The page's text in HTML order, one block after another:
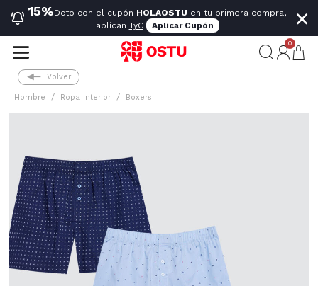
15%Dcto con el cupón HOLAOSTU en tu primera compra,
aplican TyC Aplicar Cupón ×
0
Volver
Hombre Ropa Interior Boxers